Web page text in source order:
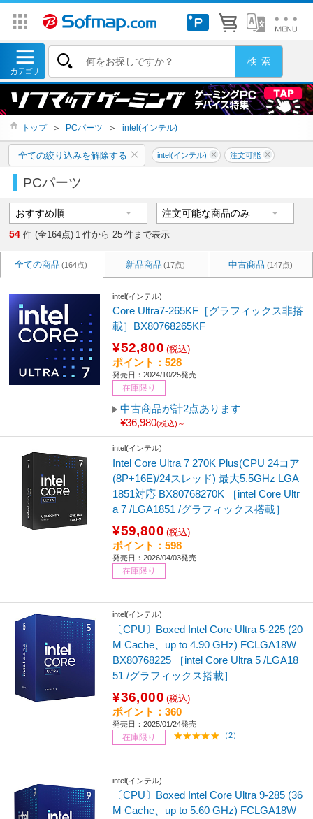
トップ ＞ PCパーツ ＞ intel(インテル)
全ての絞り込みを解除する intel(インテル) 注文可能
PCパーツ
54 件 (全164点) 1 件から 25 件まで表示
全ての商品 (164点) 新品商品 (17点) 中古商品 (147点)
intel(インテル)
Core Ultra7-265KF［グラフィックス非搭
載］BX80768265KF
¥52,800 (税込)
ポイント：528
発売日：2024/10/25発売
在庫限り
中古商品が計2点あります
¥36,980(税込)～
intel(インテル)
Intel Core Ultra 7 270K Plus(CPU 24コア
(8P+16E)/24スレッド) 最大5.5GHz LGA
1851対応 BX80768270K ［intel Core Ultr
a 7 /LGA1851 /グラフィックス搭載］
¥59,800 (税込)
ポイント：598
発売日：2026/04/03発売
在庫限り
intel(インテル)
〔CPU〕Boxed Intel Core Ultra 5-225 (20
M Cache、up to 4.90 GHz) FCLGA18W
BX80768225 ［intel Core Ultra 5 /LGA18
51 /グラフィックス搭載］
¥36,000 (税込)
ポイント：360
発売日：2025/01/24発売
在庫限り （2）
intel(インテル)
〔CPU〕Boxed Intel Core Ultra 9-285 (36
M Cache、up to 5.60 GHz) FCLGA18W